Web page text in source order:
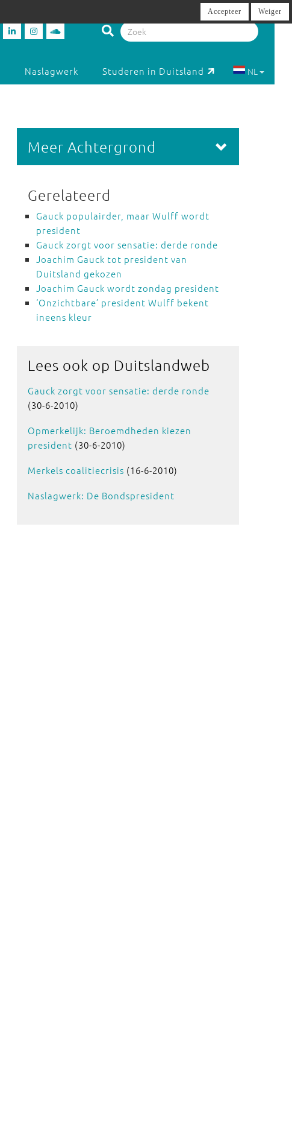
Naslagwerk Studeren in Duitsland NL
Meer Achtergrond
Gerelateerd
Gauck populairder, maar Wulff wordt
president
Gauck zorgt voor sensatie: derde ronde
Joachim Gauck tot president van
Duitsland gekozen
Joachim Gauck wordt zondag president
‘Onzichtbare’ president Wulff bekent
ineens kleur
Lees ook op Duitslandweb
Gauck zorgt voor sensatie: derde ronde
(30-6-2010)
Opmerkelijk: Beroemdheden kiezen
president (30-6-2010)
Merkels coalitiecrisis (16-6-2010)
Naslagwerk: De Bondspresident
Accepteer Weiger